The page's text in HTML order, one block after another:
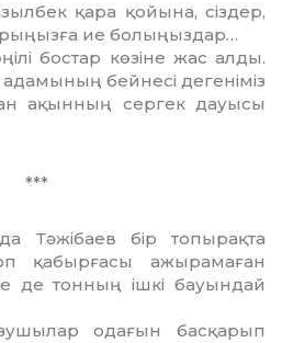
қара қой­ы­на, сіздер,
ие болыңыздар…
бостар көзіне жас алды.
бейнесі дегеніміз
ақынның сергек дауысы
***
Тәжібаев бір то­пырақта
қа­быр­ғасы ажырамаған
де тонның ішкі бауындай
ода­ғын­ басқарып